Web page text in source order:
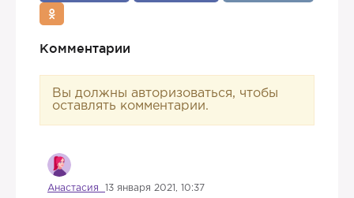
Комментарии
Вы должны авторизоваться, чтобы
оставлять комментарии.
Анастасия 13 января 2021, 10:37